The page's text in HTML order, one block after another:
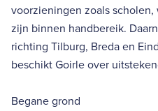
voorzieningen zoals
zijn binnen handbereik.
richting Tilburg, Breda en
beschikt Goirle over
Begane grond